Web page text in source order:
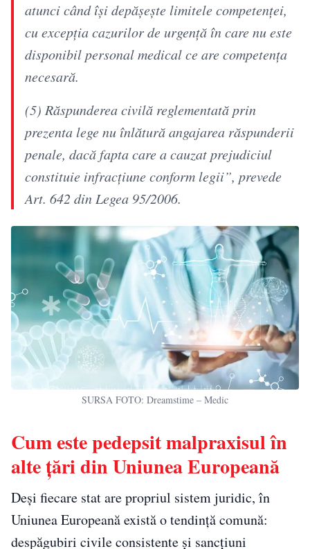
atunci când îşi depăşeşte limitele competenţei,
cu excepţia cazurilor de urgenţă în care nu este
disponibil personal medical ce are competenţa
necesară.
(5) Răspunderea civilă reglementată prin
prezenta lege nu înlătură angajarea răspunderii
penale, dacă fapta care a cauzat prejudiciul
constituie infracţiune conform legii”, prevede
Art. 642 din Legea 95/2006.
SURSA FOTO: Dreamstime – Medic
Cum este pedepsit malpraxisul în
alte țări din Uniunea Europeană
Deși fiecare stat are propriul sistem juridic, în
Uniunea Europeană există o tendință comună:
despăgubiri civile consistente și sancțiuni